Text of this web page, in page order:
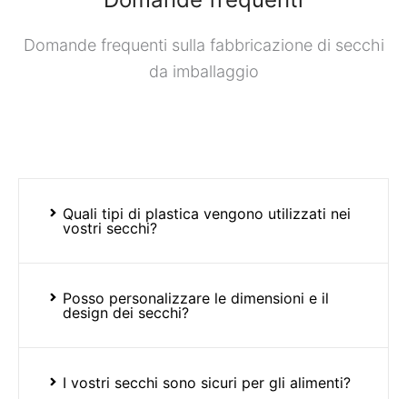
Domande frequenti sulla fabbricazione di secchi
da imballaggio
Quali tipi di plastica vengono utilizzati nei
vostri secchi?
Posso personalizzare le dimensioni e il
design dei secchi?
I vostri secchi sono sicuri per gli alimenti?